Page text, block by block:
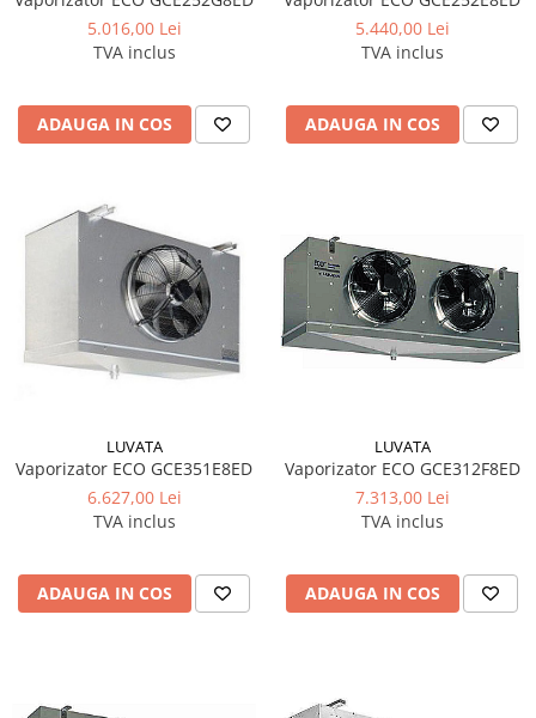
5.016,00 Lei
TVA inclus
ADAUGA IN COS
5.440,00 Lei
TVA inclus
ADAUGA IN COS
LUVATA
Vaporizator ECO GCE351E8ED
6.627,00 Lei
TVA inclus
ADAUGA IN COS
LUVATA
Vaporizator ECO GCE312F8ED
7.313,00 Lei
TVA inclus
ADAUGA IN COS